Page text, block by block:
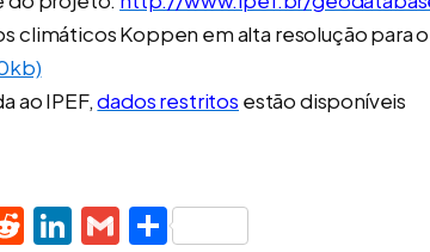
climáticos Koppen em alta resolução para o
ao IPEF,dados restritos estão disponíveis
Reddit
LinkedIn
GmailShare